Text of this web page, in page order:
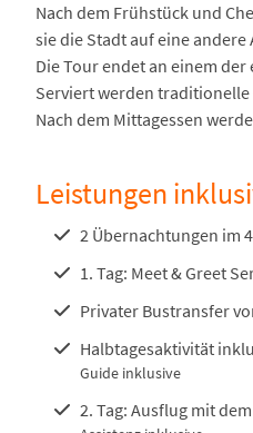
Nach dem Frühstück und
sie die Stadt auf eine
Die Tour endet an einem
Serviert werden traditionelle
Nach dem Mittagessen
Leistungen
2 Übernachtungen im
1. Tag: Meet & Greet
Privater Bustransfer
Halbtagesaktivität
Guide inklusive
2. Tag: Ausflug mit